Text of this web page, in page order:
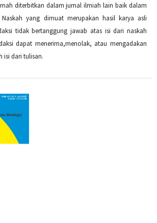
diterbitkan dalam jurnal ilmiah lain baik dalam
yang dimuat merupakan hasil karya asli
tidak bertanggung jawab atas isi dari naskah
dapat menerima,menolak, atau mengadakan
isi dari tulisan.